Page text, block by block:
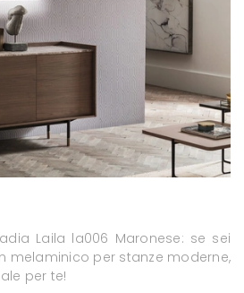
Laila la006 Maronese: se sei
melaminico per stanze moderne,
per te!